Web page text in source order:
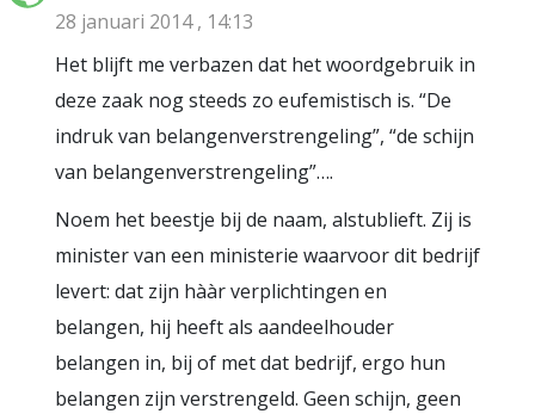
28 januari 2014 , 14:13
Het blijft me verbazen dat het woordgebruik in
deze zaak nog steeds zo eufemistisch is. “De
indruk van belangenverstrengeling”, “de schijn
van belangenverstrengeling”….
Noem het beestje bij de naam, alstublieft. Zij is
minister van een ministerie waarvoor dit bedrijf
levert: dat zijn hààr verplichtingen en
belangen, hij heeft als aandeelhouder
belangen in, bij of met dat bedrijf, ergo hun
belangen zijn verstrengeld. Geen schijn, geen